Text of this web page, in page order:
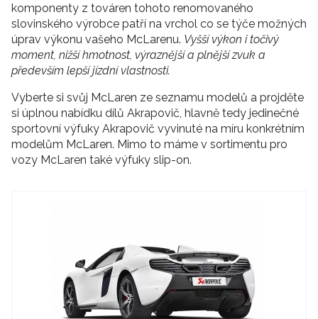
komponenty z továren tohoto renomovaného
slovinského výrobce patří na vrchol co se týče možných
úprav výkonu vašeho McLarenu. Vyšší výkon i točivý
moment, nižší hmotnost, výraznější a plnější zvuk a
především lepší jízdní vlastnosti.
Vyberte si svůj McLaren ze seznamu modelů a projděte
si úplnou nabídku dílů Akrapovič, hlavně tedy jedinečné
sportovní výfuky Akrapovič vyvinuté na míru konkrétním
modelům McLaren. Mimo to máme v sortimentu pro
vozy McLaren také výfuky slip-on.